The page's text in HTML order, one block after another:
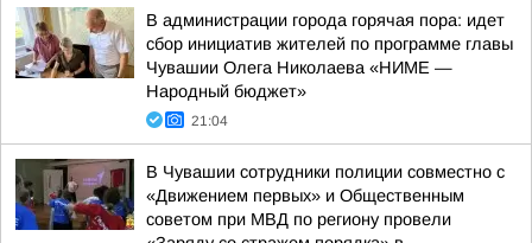
В администрации города горячая пора: идет
сбор инициатив жителей по программе главы
Чувашии Олега Николаева «НИМЕ —
Народный бюджет»
21:04
В Чувашии сотрудники полиции совместно с
«Движением первых» и Общественным
советом при МВД по региону провели